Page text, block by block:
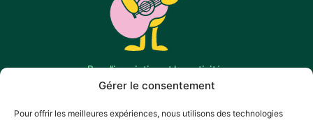
Gérer le consentement
Pour offrir les meilleures expériences, nous utilisons des technologies
Pour l’inscription et les activités
chefdequipe@maisonsdesjeunesrn.ca
Toute autre information